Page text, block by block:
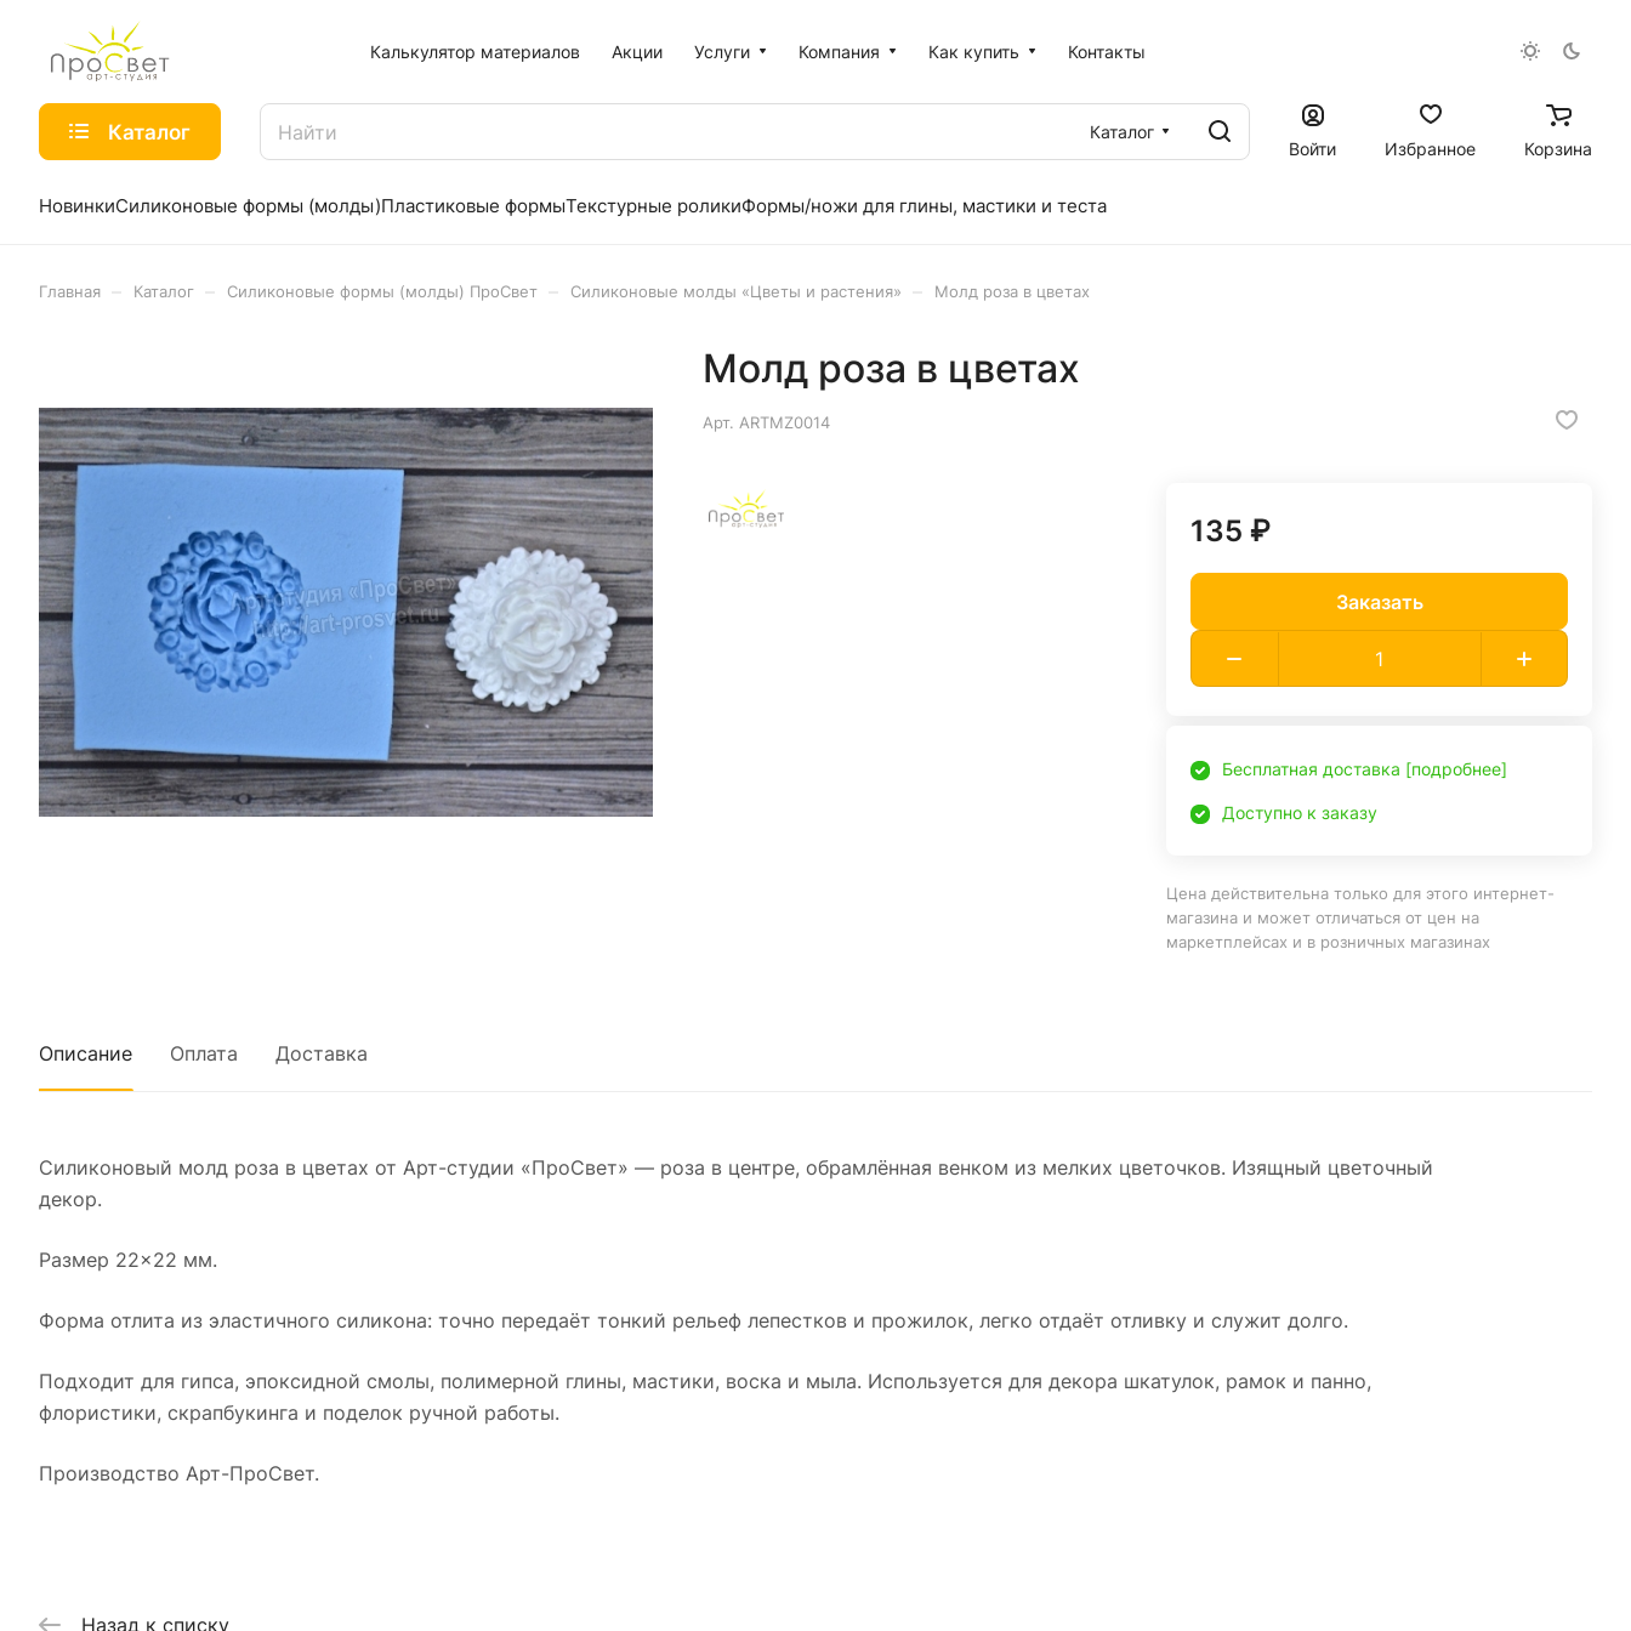
Калькулятор материалов Акции Услуги Компания Как купить Контакты
Каталог
Каталог
Войти
Избранное Корзина
НовинкиСиликоновые формы (молды)Пластиковые формыТекстурные роликиФормы/ножи для глины, мастики и теста
Главная Каталог Силиконовые формы (молды) ПроСвет Силиконовые молды «Цветы и растения» Молд роза в цветах
Молд роза в цветах
Арт. ARTMZ0014
135 ₽
Заказать
Бесплатная доставка [подробнее]
Доступно к заказу
Цена действительна только для этого интернет-
магазина и может отличаться от цен на
маркетплейсах и в розничных магазинах
Описание Оплата Доставка
Силиконовый молд роза в цветах от Арт-студии «ПроСвет» — роза в центре, обрамлённая венком из мелких цветочков. Изящный цветочный
декор.
Размер 22×22 мм.
Форма отлита из эластичного силикона: точно передаёт тонкий рельеф лепестков и прожилок, легко отдаёт отливку и служит долго.
Подходит для гипса, эпоксидной смолы, полимерной глины, мастики, воска и мыла. Используется для декора шкатулок, рамок и панно,
флористики, скрапбукинга и поделок ручной работы.
Производство Арт-ПроСвет.
Назад к списку